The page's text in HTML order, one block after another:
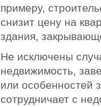
примеру,
снизит цену на
здания,
Не исключены
недвижимость,
или особенностей
сотрудничает с